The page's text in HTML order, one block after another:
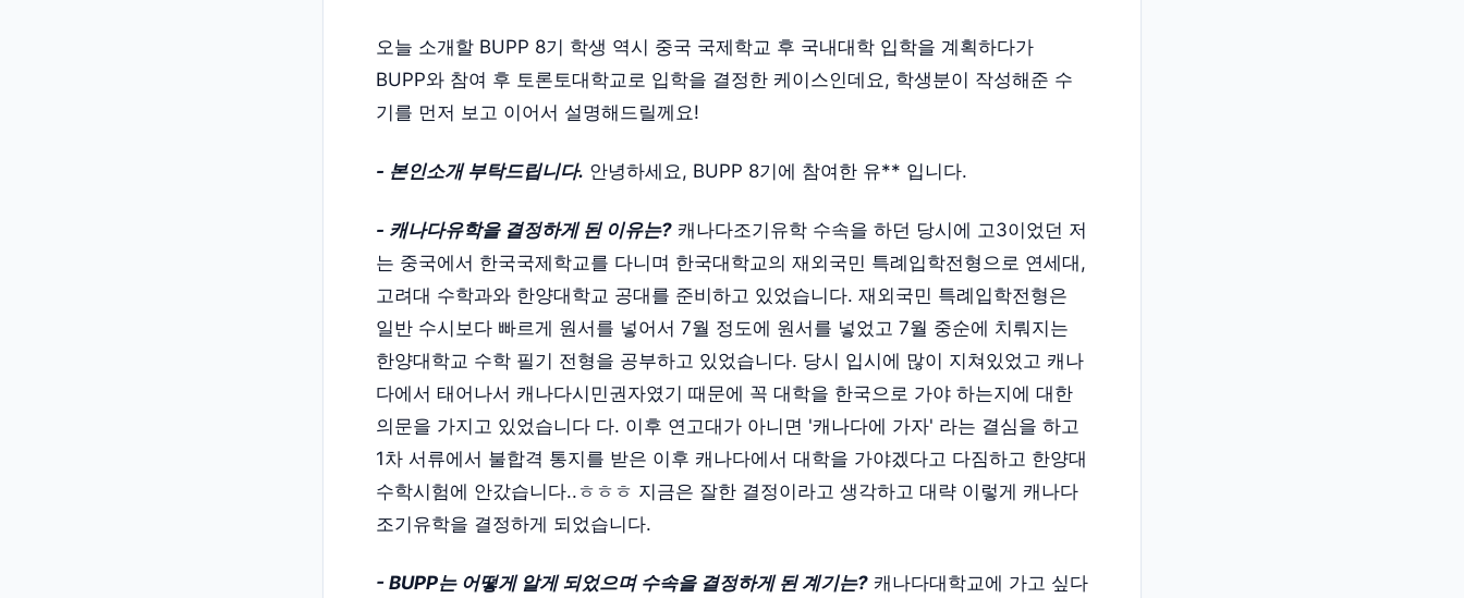
오늘 소개할 BUPP 8기 학생 역시 중국 국제학교 후 국내대학 입학을 계획하다가
BUPP와 참여 후 토론토대학교로 입학을 결정한 케이스인데요, 학생분이 작성해준 수
기를 먼저 보고 이어서 설명해드릴께요!
- 본인소개 부탁드립니다. 안녕하세요, BUPP 8기에 참여한 유** 입니다.
- 캐나다유학을 결정하게 된 이유는? 캐나다조기유학 수속을 하던 당시에 고3이었던 저
는 중국에서 한국국제학교를 다니며 한국대학교의 재외국민 특례입학전형으로 연세대,
고려대 수학과와 한양대학교 공대를 준비하고 있었습니다. 재외국민 특례입학전형은
일반 수시보다 빠르게 원서를 넣어서 7월 정도에 원서를 넣었고 7월 중순에 치뤄지는
한양대학교 수학 필기 전형을 공부하고 있었습니다. 당시 입시에 많이 지쳐있었고 캐나
다에서 태어나서 캐나다시민권자였기 때문에 꼭 대학을 한국으로 가야 하는지에 대한
의문을 가지고 있었습니다 다. 이후 연고대가 아니면 '캐나다에 가자' 라는 결심을 하고
1차 서류에서 불합격 통지를 받은 이후 캐나다에서 대학을 가야겠다고 다짐하고 한양대
수학시험에 안갔습니다..ㅎㅎㅎ 지금은 잘한 결정이라고 생각하고 대략 이렇게 캐나다
조기유학을 결정하게 되었습니다.
- BUPP는 어떻게 알게 되었으며 수속을 결정하게 된 계기는? 캐나다대학교에 가고 싶다